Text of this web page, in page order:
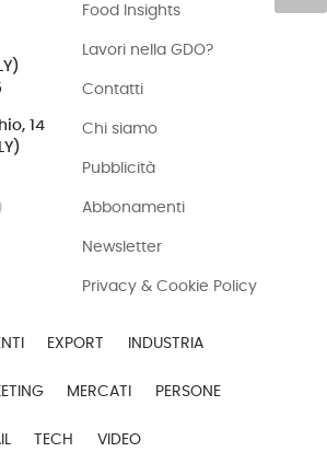
14
Food Insights
Lavori nella GDO?
Contatti
Chi siamo
Pubblicità
Abbonamenti
Newsletter
Privacy & Cookie Policy
EXPORT INDUSTRIA
MERCATI PERSONE
TECH VIDEO